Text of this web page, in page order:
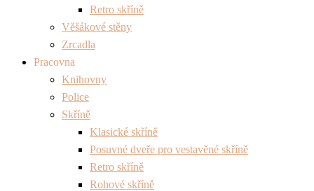
Retro skříně
Věšákové stěny
Zrcadla
Pracovna
Knihovny
Police
Skříně
Klasické skříně
Posuvné dveře pro vestavěné skříně
Retro skříně
Rohové skříně